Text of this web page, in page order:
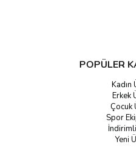
POPÜLER
Kadın
Erkek
Çocuk
Spor
Yeni